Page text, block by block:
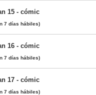
15 - cómic
7 días hábiles)
16 - cómic
7 días hábiles)
17 - cómic
7 días hábiles)